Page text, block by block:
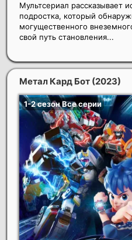
Мультсериал рассказывает
подростка, который
могущественного
свой путь становления...
Метал Кард Бот (2023)